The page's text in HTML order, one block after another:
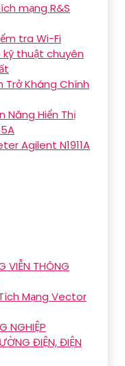
mạng R&S
tra Wi-Fi
kỹ thuật chuyên
Trở Kháng Chính
Năng Hiển Thị
Agilent N1911A
VIỄN THÔNG
Mạng Vector
NGHIỆP
ĐIỆN, ĐIỆN